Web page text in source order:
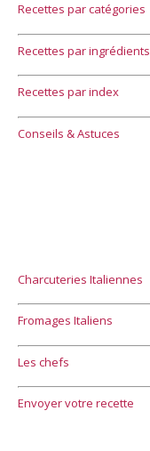
Recettes par catégories
Recettes par ingrédients
Recettes par index
Conseils & Astuces
Charcuteries Italiennes
Fromages Italiens
Les chefs
Envoyer votre recette